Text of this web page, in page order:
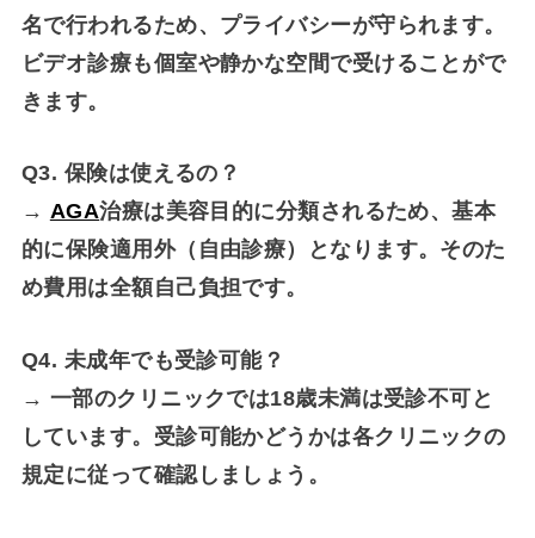
名で行われるため、プライバシーが守られます。
ビデオ診療も個室や静かな空間で受けることがで
きます。
Q3. 保険は使えるの？
→ AGA治療は美容目的に分類されるため、基本
的に保険適用外（自由診療）となります。そのた
め費用は全額自己負担です。
Q4. 未成年でも受診可能？
→ 一部のクリニックでは18歳未満は受診不可と
しています。受診可能かどうかは各クリニックの
規定に従って確認しましょう。